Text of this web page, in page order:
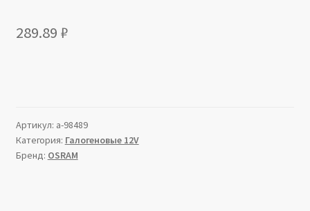
289.89 ₽
Артикул: a-98489
Категория: Галогеновые 12V
Бренд: OSRAM